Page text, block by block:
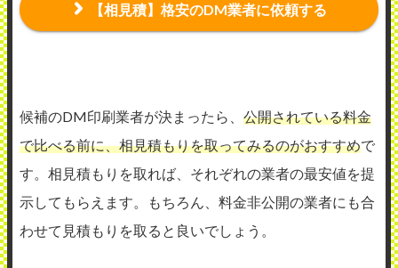
【相見積】格安のDM業者に依頼する
候補のDM印刷業者が決まったら、 公開されている料金
で比べる前に、相見積もりを取ってみるのがおすすめで
す。相見積もりを取れば、それぞれの業者の最安値を提
示してもらえます。もちろん、料金非公開の業者にも合
わせて見積もりを取ると良いでしょう。